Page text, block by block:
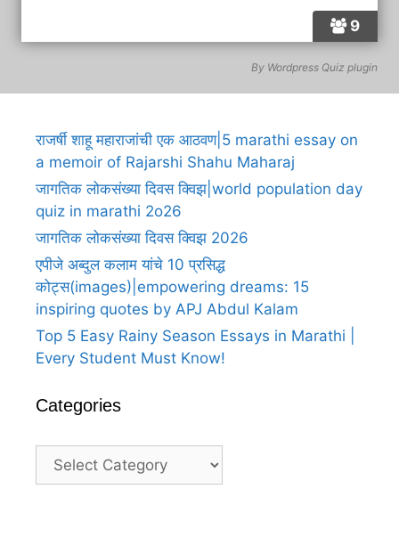
9
By Wordpress Quiz plugin
राजर्षी शाहू महाराजांची एक आठवण|5 marathi essay on
a memoir of Rajarshi Shahu Maharaj
जागतिक लोकसंख्या दिवस क्विझ|world population day
quiz in marathi 2o26
जागतिक लोकसंख्या दिवस क्विझ 2026
एपीजे अब्दुल कलाम यांचे 10 प्रसिद्ध
कोट्स(images)|empowering dreams: 15
inspiring quotes by APJ Abdul Kalam
Top 5 Easy Rainy Season Essays in Marathi |
Every Student Must Know!
Categories
Categories